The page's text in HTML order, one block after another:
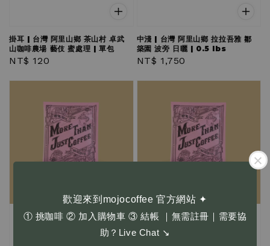
歡迎來到mojocoffee 官方網站 ✦
① 挑咖啡 ② 加入購物車 ③ 結帳 ｜無需註冊｜需要協
助？Live Chat ↘
掛耳 | 台灣 阿里山鄉 茶山村 卓武
山咖啡農場 藝伎 蜜處理 | 單包
Regular
NT$ 120
中淺 | 台灣 阿里山鄉 拉拉吾雅 鄒
築園 波旁 日曬 | 0.5 lbs
Regular
NT$ 1,750